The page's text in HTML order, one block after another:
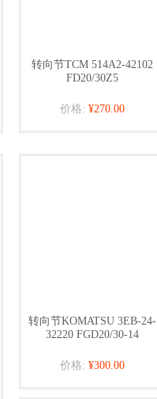
转向节TCM 514A2-42102
FD20/30Z5
价格: ¥270.00
转向节KOMATSU 3EB-24-
32220 FGD20/30-14
价格: ¥300.00